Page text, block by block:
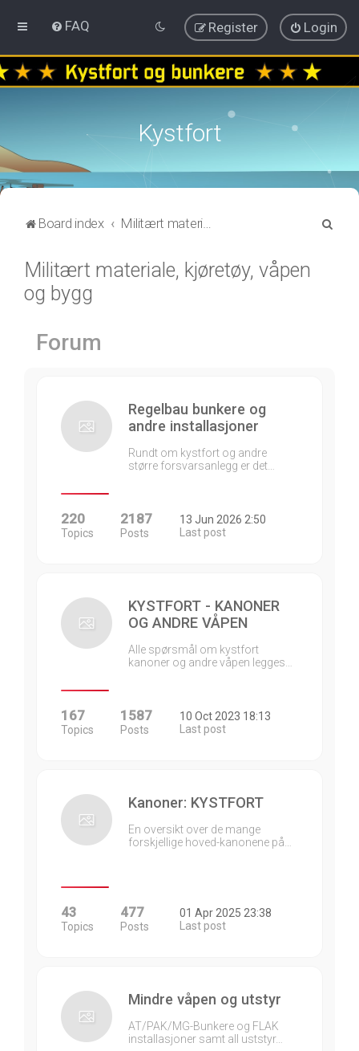
FAQ Login
Register
Kystfort
Board index Militært materiale, kjøretøy, våpen og bygg
Militært materiale, kjøretøy, våpen
og bygg
Forum
Regelbau bunkere og
andre installasjoner
Rundt om kystfort og andre
større forsvarsanlegg er det…
220
Topics
2187
Posts
13 Jun 2026 2:50
Last post
KYSTFORT - KANONER
OG ANDRE VÅPEN
Alle spørsmål om kystfort
kanoner og andre våpen legges…
167
Topics
1587
Posts
10 Oct 2023 18:13
Last post
Kanoner: KYSTFORT
En oversikt over de mange
forskjellige hoved-kanonene på…
43
Topics
477
Posts
01 Apr 2025 23:38
Last post
Mindre våpen og utstyr
AT/PAK/MG-Bunkere og FLAK
installasjoner samt all uststyr…